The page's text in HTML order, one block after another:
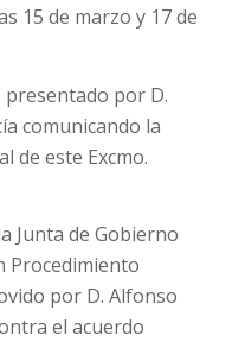
15 de marzo y 17 de
presentado por D.
comunicando la
de este Excmo.
Junta de Gobierno
Procedimiento
por D. Alfonso
el acuerdo